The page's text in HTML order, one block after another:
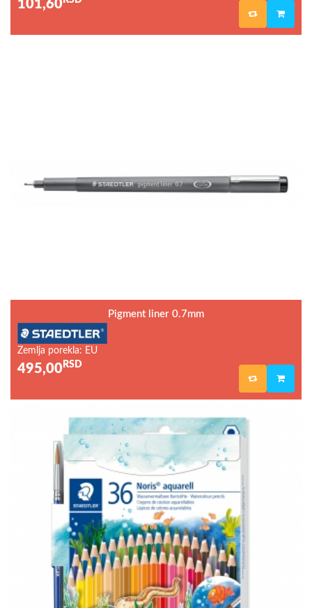
101,60
Pigment liner 0.7mm
Zemlja porekla: EU
495,00 RSD